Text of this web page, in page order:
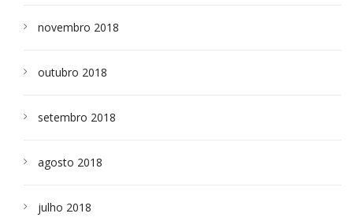
novembro 2018
outubro 2018
setembro 2018
agosto 2018
julho 2018